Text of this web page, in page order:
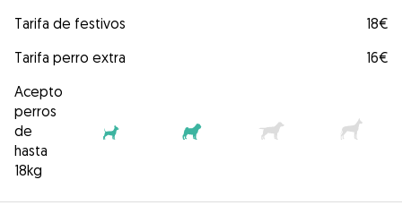
Tarifa de festivos
18€
Tarifa perro extra
16€
Acepto
perros
de
hasta
18kg